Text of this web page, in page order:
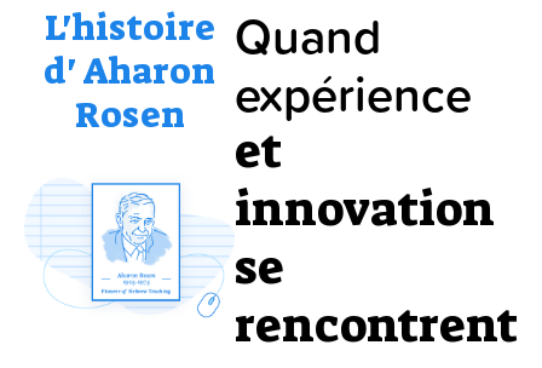
L'histoire
d' Aharon
Rosen
Quand
expérience
et
innovation
se
rencontrent